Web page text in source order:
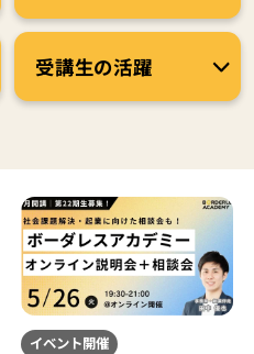
受講生の活躍
イベント開催